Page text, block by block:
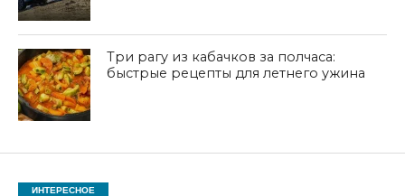
Три рагу из кабачков за полчаса:
быстрые рецепты для летнего ужина
ИНТЕРЕСНОЕ